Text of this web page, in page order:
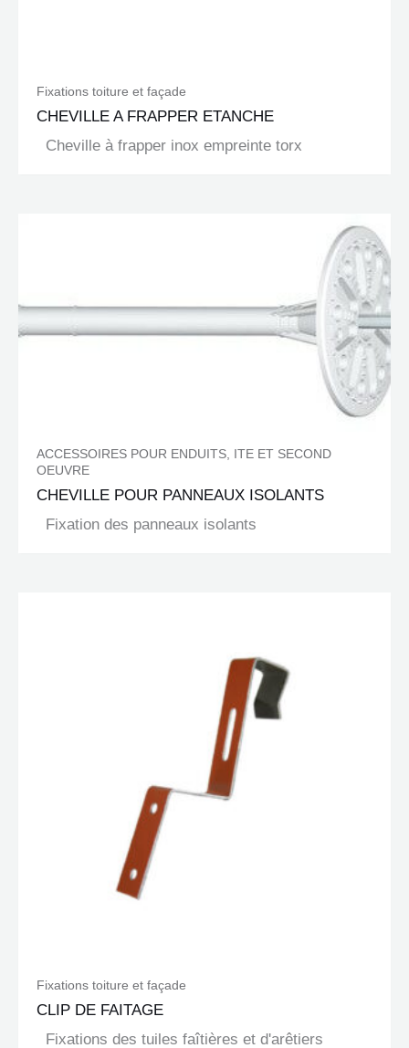
Fixations toiture et façade
CHEVILLE A FRAPPER ETANCHE
Cheville à frapper inox empreinte torx
ACCESSOIRES POUR ENDUITS, ITE ET SECOND
OEUVRE
CHEVILLE POUR PANNEAUX ISOLANTS
Fixation des panneaux isolants
Fixations toiture et façade
CLIP DE FAITAGE
Fixations des tuiles faîtières et d'arêtiers